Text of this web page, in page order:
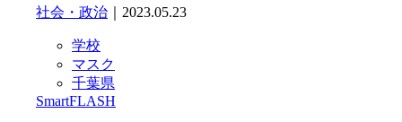
社会・政治 ｜2023.05.23
学校
マスク
千葉県
SmartFLASH